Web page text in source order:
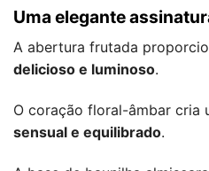
Uma elegante
A abertura frutada
delicioso e luminoso.
O coração floral-âmbar cria
sensual e equilibrado.